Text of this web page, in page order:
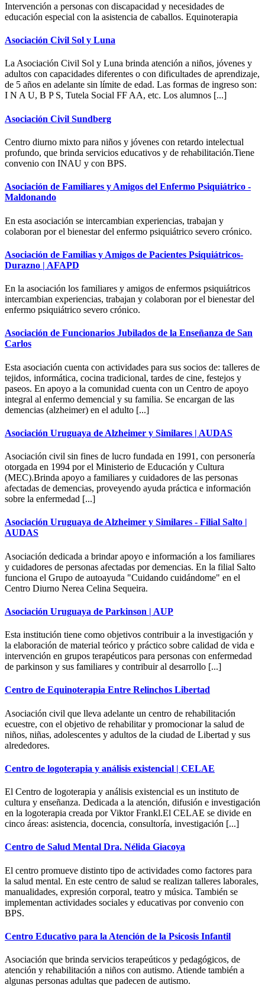
Intervención a personas con discapacidad y necesidades de
educación especial con la asistencia de caballos. Equinoterapia
Asociación Civil Sol y Luna
La Asociación Civil Sol y Luna brinda atención a niños, jóvenes y
adultos con capacidades diferentes o con dificultades de aprendizaje,
de 5 años en adelante sin límite de edad. Las formas de ingreso son:
I N A U, B P S, Tutela Social FF AA, etc. Los alumnos [...]
Asociación Civil Sundberg
Centro diurno mixto para niños y jóvenes con retardo intelectual
profundo, que brinda servicios educativos y de rehabilitación.Tiene
convenio con INAU y con BPS.
Asociación de Familiares y Amigos del Enfermo Psiquiátrico -
Maldonando
En esta asociación se intercambian experiencias, trabajan y
colaboran por el bienestar del enfermo psiquiátrico severo crónico.
Asociación de Familias y Amigos de Pacientes Psiquiátricos-
Durazno | AFAPD
En la asociación los familiares y amigos de enfermos psiquiátricos
intercambian experiencias, trabajan y colaboran por el bienestar del
enfermo psiquiátrico severo crónico.
Asociación de Funcionarios Jubilados de la Enseñanza de San
Carlos
Esta asociación cuenta con actividades para sus socios de: talleres de
tejidos, informática, cocina tradicional, tardes de cine, festejos y
paseos. En apoyo a la comunidad cuenta con un Centro de apoyo
integral al enfermo demencial y su familia. Se encargan de las
demencias (alzheimer) en el adulto [...]
Asociación Uruguaya de Alzheimer y Similares | AUDAS
Asociación civil sin fines de lucro fundada en 1991, con personería
otorgada en 1994 por el Ministerio de Educación y Cultura
(MEC).Brinda apoyo a familiares y cuidadores de las personas
afectadas de demencias, proveyendo ayuda práctica e información
sobre la enfermedad [...]
Asociación Uruguaya de Alzheimer y Similares - Filial Salto |
AUDAS
Asociación dedicada a brindar apoyo e información a los familiares
y cuidadores de personas afectadas por demencias. En la filial Salto
funciona el Grupo de autoayuda "Cuidando cuidándome" en el
Centro Diurno Nerea Celina Sequeira.
Asociación Uruguaya de Parkinson | AUP
Esta institución tiene como objetivos contribuir a la investigación y
la elaboración de material teórico y práctico sobre calidad de vida e
intervención en grupos terapéuticos para personas con enfermedad
de parkinson y sus familiares y contribuir al desarrollo [...]
Centro de Equinoterapia Entre Relinchos Libertad
Asociación civil que lleva adelante un centro de rehabilitación
ecuestre, con el objetivo de rehabilitar y promocionar la salud de
niños, niñas, adolescentes y adultos de la ciudad de Libertad y sus
alrededores.
Centro de logoterapia y análisis existencial | CELAE
El Centro de logoterapia y análisis existencial es un instituto de
cultura y enseñanza. Dedicada a la atención, difusión e investigación
en la logoterapia creada por Viktor Frankl.El CELAE se divide en
cinco áreas: asistencia, docencia, consultoría, investigación [...]
Centro de Salud Mental Dra. Nélida Giacoya
El centro promueve distinto tipo de actividades como factores para
la salud mental. En este centro de salud se realizan talleres laborales,
manualidades, expresión corporal, teatro y música. También se
implementan actividades sociales y educativas por convenio con
BPS.
Centro Educativo para la Atención de la Psicosis Infantil
Asociación que brinda servicios terapeúticos y pedagógicos, de
atención y rehabilitación a niños con autismo. Atiende también a
algunas personas adultas que padecen de autismo.